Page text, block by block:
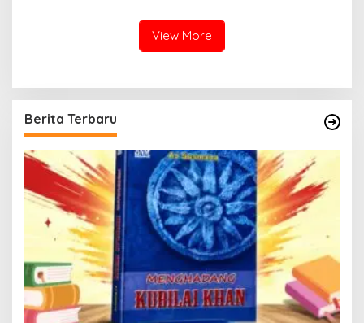
View More
Berita Terbaru